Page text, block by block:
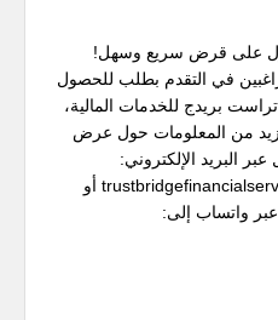
على قرض سريع وسهل!
في التقدم بطلب للحصول
بريدج للخدمات المالية،
من المعلومات حول عرض
البريد الإلكتروني:
trustbridgefinancialservice943@yahoo.com أو
واتساب إلى: